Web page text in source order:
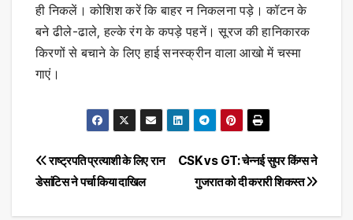
ही निकलें। कोशिश करें कि बाहर न निकलना पड़े। कॉटन के
बने ढीले-ढाले, हल्के रंग के कपड़े पहनें। सूरज की हानिकारक
किरणों से बचाने के लिए हाई सनस्क्रीन वाला आखो में चस्मा
गाएं।
Post
navigation
CSK vs GT: चेन्नई सुपर किंग्स ने
गुजरात को दी करारी शिकस्त
राष्ट्रपति प्रत्याशी के लिए रान
डेसांटिस ने पर्चा किया दाखिल